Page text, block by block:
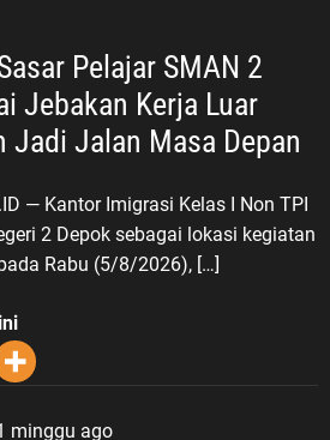
Pelajar SMAN 2
Jebakan Kerja Luar
— Kantor Imigrasi Kelas I Non TPI
2 Depok sebagai lokasi kegiatan
Rabu (5/8/2026), […]
minggu ago